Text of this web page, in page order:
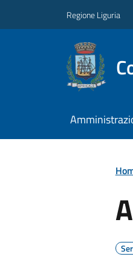
Regione Liguria